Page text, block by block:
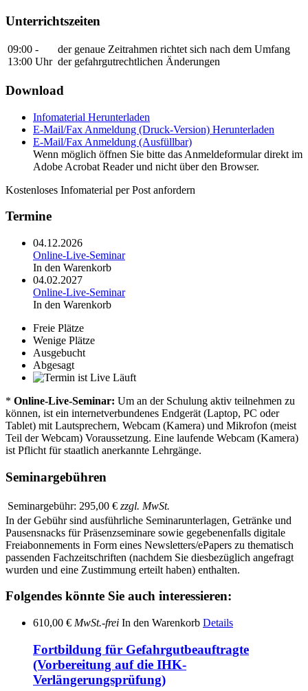
Unterrichtszeiten
09:00 -
13:00 Uhr
der genaue Zeitrahmen richtet sich nach dem Umfang
der gefahrgutrechtlichen Änderungen
Download
Infomaterial Herunterladen
E-Mail/Fax Anmeldung (Druck-Version) Herunterladen
E-Mail/Fax Anmeldung (Ausfüllbar)
Wenn möglich öffnen Sie bitte das Anmeldeformular direkt im
Adobe Acrobat Reader und nicht über den Browser.
Kostenloses Infomaterial per Post anfordern
Termine
04.12.2026
Online-Live-Seminar
In den Warenkorb
04.02.2027
Online-Live-Seminar
In den Warenkorb
Freie Plätze
Wenige Plätze
Ausgebucht
Abgesagt
Läuft
* Online-Live-Seminar: Um an der Schulung aktiv teilnehmen zu
können, ist ein internetverbundenes Endgerät (Laptop, PC oder
Tablet) mit Lautsprechern, Webcam (Kamera) und Mikrofon (meist
Teil der Webcam) Voraussetzung. Eine laufende Webcam (Kamera)
ist Pflicht für staatlich anerkannte Lehrgänge.
Seminargebühren
Seminargebühr: 295,00 € zzgl. MwSt.
In der Gebühr sind ausführliche Seminarunterlagen, Getränke und
Pausensnacks für Präsenzseminare sowie gegebenenfalls digitale
Freiabonnements in Form eines Newsletters/ePapers zu thematisch
passenden Fachzeitschriften (nachdem Sie diesbezüglich angefragt
wurden und eine Zustimmung erteilt haben) enthalten.
Folgendes könnte Sie auch interessieren:
610,00 € MwSt.-frei In den Warenkorb Details
Fortbildung für Gefahrgutbeauftragte
(Vorbereitung auf die IHK-
Verlängerungsprüfung)